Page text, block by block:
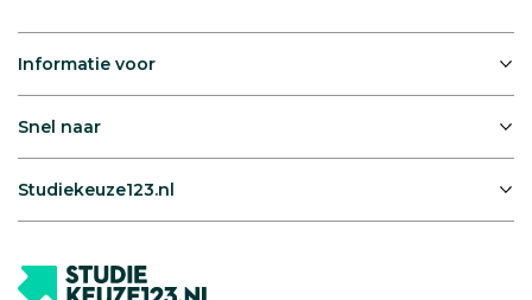
Informatie voor
Snel naar
Studiekeuze123.nl